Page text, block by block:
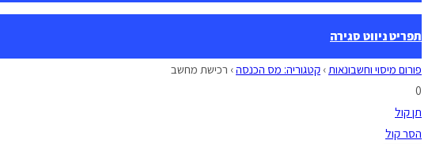
תפריט ניווט סגירה
פורום מיסוי וחשבונאות› קטגוריה: מס הכנסה› רכישת מחשב
0
תן קול
הסר קול